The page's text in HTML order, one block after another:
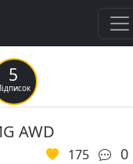
5
AWD
175 0